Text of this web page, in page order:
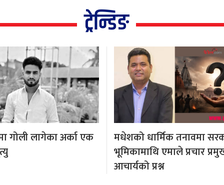
ट्रेन्डिङ
गोली लागेका अर्का एक
मधेशको धार्मिक तनावमा
भूमिकामाथि एमाले प्रचार
आचार्यको प्रश्न